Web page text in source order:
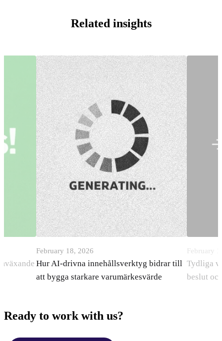
Related insights
February 18, 2026
Hur AI-drivna innehållsverktyg bidrar till
att bygga starkare varumärkesvärde
February
Tydliga
beslut
Ready to work with us?